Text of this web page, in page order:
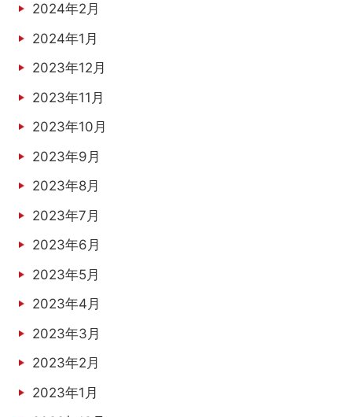
2024年2月
2024年1月
2023年12月
2023年11月
2023年10月
2023年9月
2023年8月
2023年7月
2023年6月
2023年5月
2023年4月
2023年3月
2023年2月
2023年1月